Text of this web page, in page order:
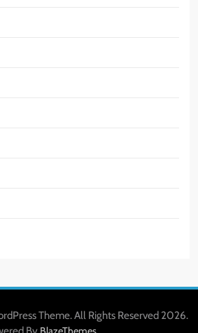
Theme. All Rights Reserved 2026.